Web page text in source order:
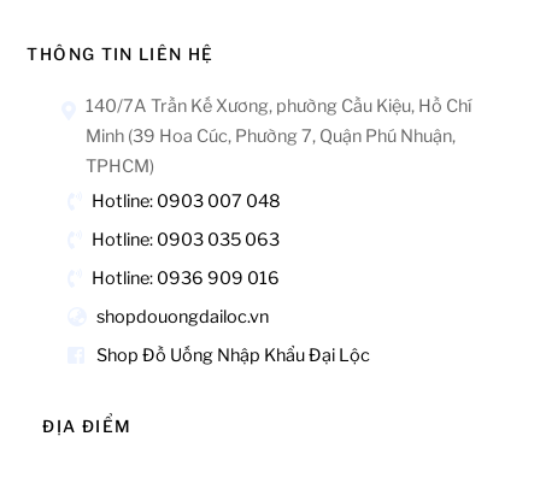
THÔNG TIN LIÊN HỆ
140/7A Trần Kế Xương, phường Cầu Kiệu, Hồ Chí
Minh (39 Hoa Cúc, Phường 7, Quận Phú Nhuận,
TPHCM)
Hotline: 0903 007 048
Hotline: 0903 035 063
Hotline: 0936 909 016
shopdouongdailoc.vn
Shop Đồ Uống Nhập Khẩu Đại Lộc
ĐỊA ĐIỂM